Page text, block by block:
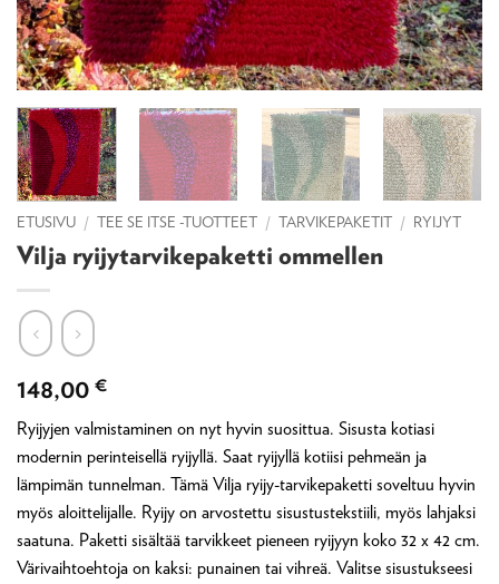
ETUSIVU / TEE SE ITSE -TUOTTEET / TARVIKEPAKETIT / RYIJYT
Vilja ryijytarvikepaketti ommellen
148,00 €
Ryijyjen valmistaminen on nyt hyvin suosittua. Sisusta kotiasi
modernin perinteisellä ryijyllä. Saat ryijyllä kotiisi pehmeän ja
lämpimän tunnelman. Tämä Vilja ryijy-tarvikepaketti soveltuu hyvin
myös aloittelijalle. Ryijy on arvostettu sisustustekstiili, myös lahjaksi
saatuna. Paketti sisältää tarvikkeet pieneen ryijyyn koko 32 x 42 cm.
Värivaihtoehtoja on kaksi: punainen tai vihreä. Valitse sisustukseesi